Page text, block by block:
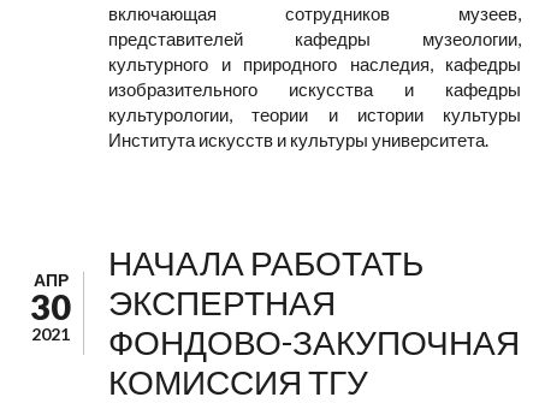
включающая сотрудников музеев,
представителей кафедры музеологии,
культурного и природного наследия, кафедры
изобразительного искусства и кафедры
культурологии, теории и истории культуры
Института искусств и культуры университета.
АПР
30
2021
НАЧАЛА РАБОТАТЬ
ЭКСПЕРТНАЯ
ФОНДОВО-ЗАКУПОЧНАЯ
КОМИССИЯ ТГУ